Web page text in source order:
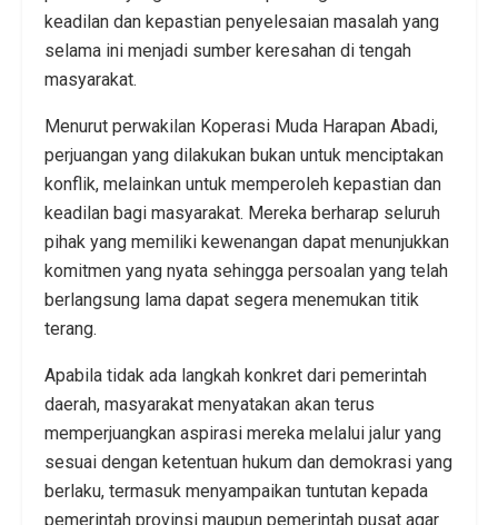
keadilan dan kepastian penyelesaian masalah yang
selama ini menjadi sumber keresahan di tengah
masyarakat.
Menurut perwakilan Koperasi Muda Harapan Abadi,
perjuangan yang dilakukan bukan untuk menciptakan
konflik, melainkan untuk memperoleh kepastian dan
keadilan bagi masyarakat. Mereka berharap seluruh
pihak yang memiliki kewenangan dapat menunjukkan
komitmen yang nyata sehingga persoalan yang telah
berlangsung lama dapat segera menemukan titik
terang.
Apabila tidak ada langkah konkret dari pemerintah
daerah, masyarakat menyatakan akan terus
memperjuangkan aspirasi mereka melalui jalur yang
sesuai dengan ketentuan hukum dan demokrasi yang
berlaku, termasuk menyampaikan tuntutan kepada
pemerintah provinsi maupun pemerintah pusat agar